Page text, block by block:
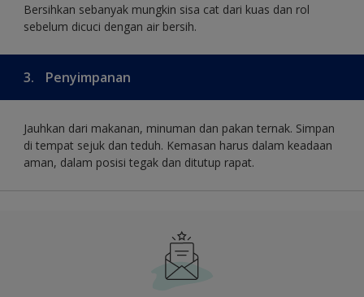
Bersihkan sebanyak mungkin sisa cat dari kuas dan rol
sebelum dicuci dengan air bersih.
3. Penyimpanan
Jauhkan dari makanan, minuman dan pakan ternak. Simpan
di tempat sejuk dan teduh. Kemasan harus dalam keadaan
aman, dalam posisi tegak dan ditutup rapat.